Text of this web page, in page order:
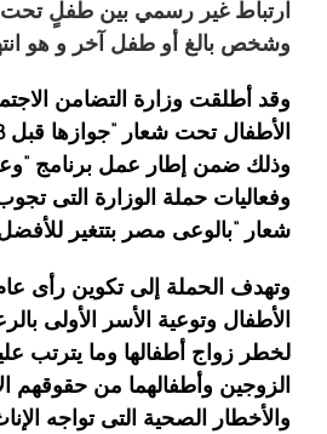
وشخص بالغ أو طفل آخر و هو
وقد أطلقت وزارة التضامن
وذلك ضمن إطار عمل برنامج
وفعاليات حملة الوزارة التى
شعار “بالوعى مصر بتتغير
وتهدف الحملة إلى تكوين رأى
الأطفال وتوعية الأسر الأولى
لخطر زواج أطفالها وما يترتب
الزوجين وأطفالهما من حقوقهم